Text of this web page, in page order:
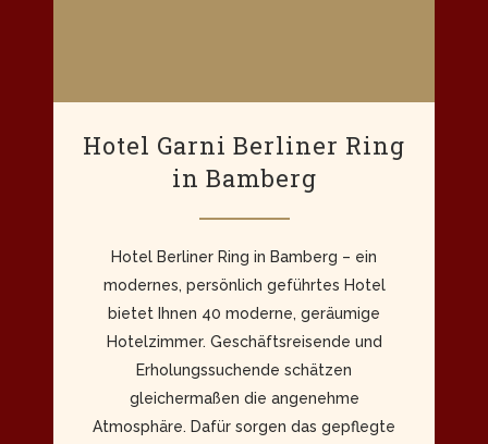
Hotel Garni Berliner Ring
in Bamberg
Hotel Berliner Ring in Bamberg – ein
modernes, persönlich geführtes Hotel
bietet Ihnen 40 moderne, geräumige
Hotelzimmer. Geschäftsreisende und
Erholungssuchende schätzen
gleichermaßen die angenehme
Atmosphäre. Dafür sorgen das gepflegte